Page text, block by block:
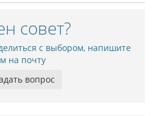
совет?
с выбором, напишите
на почту
вопрос